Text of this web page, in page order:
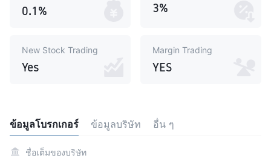
0.1% 3%
New Stock Trading
Yes
Margin Trading
YES
ข้อมูลโบรกเกอร์ ข้อมูลบริษัท อื่น ๆ
ชื่อเต็มของบริษัท